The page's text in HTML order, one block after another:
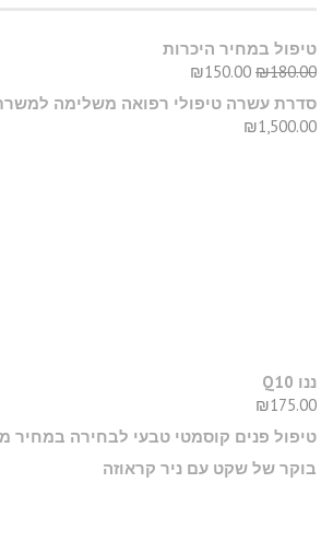
טיפול במחיר היכרות
₪180.00
₪150.00
סדרת עשרה טיפולי רפואה משלימה
₪1,500.00
ננו Q10
₪175.00
טיפול פנים קוסמטי טבעי לבחירה במחיר
בוקר של שקט עם ניר קראוזה